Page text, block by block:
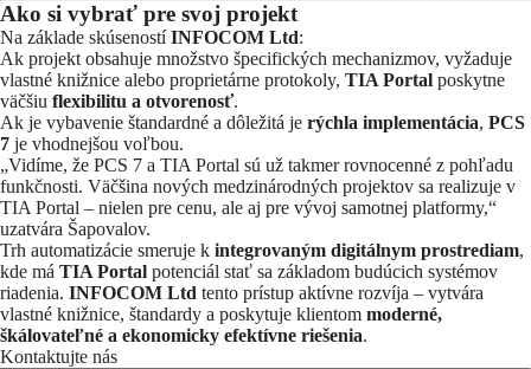
Ako si vybrať pre svoj projekt
Na základe skúsenostíINFOCOM Ltd:
Ak projekt obsahuje množstvo špecifických mechanizmov, vyžaduje
vlastné knižnice alebo proprietárne protokoly, TIA Portal poskytne
väčšiu flexibilitu a otvorenosť.
Ak je vybavenie štandardné a dôležitá je rýchla implementácia, PCS
7 je vhodnejšou voľbou.
„Vidíme, že PCS 7 a TIA Portal sú už takmer rovnocenné z pohľadu
funkčnosti. Väčšina nových medzinárodných projektov sa realizuje v
TIA Portal – nielen pre cenu, ale aj pre vývoj samotnej platformy,“
uzatvára Šapovalov.
Trh automatizácie smeruje k integrovaným digitálnym prostrediam,
kde má TIA Portal potenciál stať sa základom budúcich systémov
riadenia. INFOCOM Ltd tento prístup aktívne rozvíja – vytvára
vlastné knižnice, štandardy a poskytuje klientom moderné,
škálovateľné a ekonomicky efektívne riešenia.
Kontaktujte nás